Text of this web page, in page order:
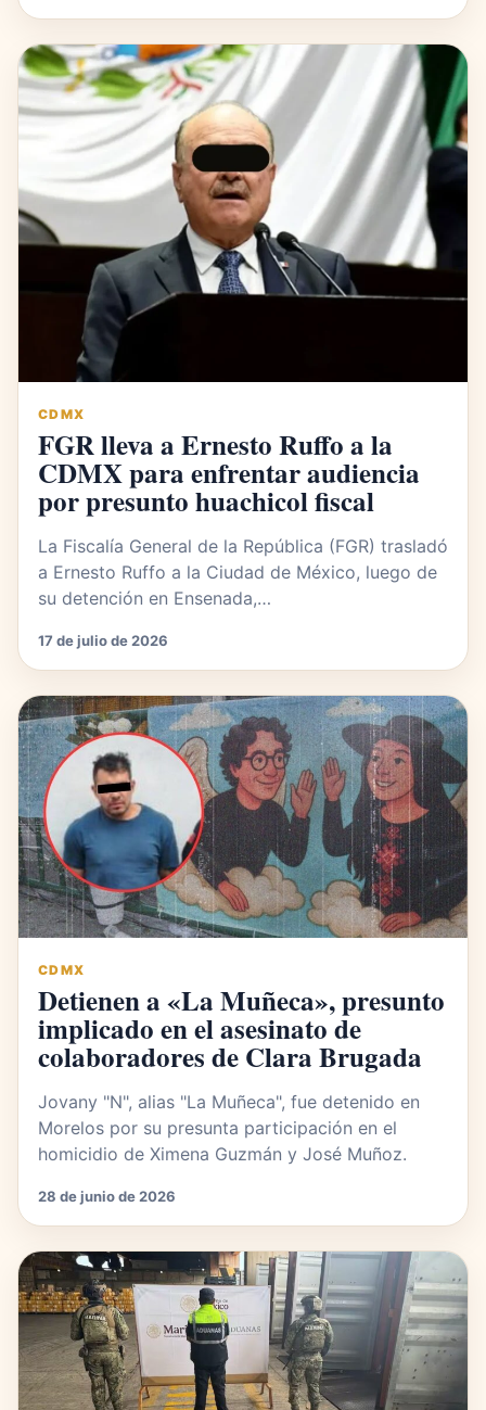
CDMX
FGR lleva a Ernesto Ruffo a la
CDMX para enfrentar audiencia
por presunto huachicol fiscal
La Fiscalía General de la República (FGR) trasladó
a Ernesto Ruffo a la Ciudad de México, luego de
su detención en Ensenada,…
17 de julio de 2026
CDMX
Detienen a «La Muñeca», presunto
implicado en el asesinato de
colaboradores de Clara Brugada
Jovany "N", alias "La Muñeca", fue detenido en
Morelos por su presunta participación en el
homicidio de Ximena Guzmán y José Muñoz.
28 de junio de 2026